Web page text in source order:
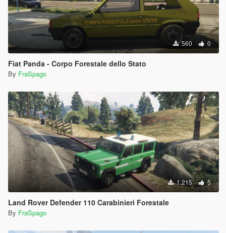
560 0
Fiat Panda - Corpo Forestale dello Stato
By FraSpago
1.215 5
Land Rover Defender 110 Carabinieri Forestale
By FraSpago